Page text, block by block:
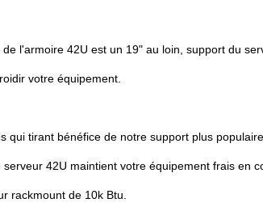
l'armoire 42U est un 19" au loin, support du
votre équipement.
qui tirant bénéfice de notre support plus
serveur 42U maintient votre équipement frais en
rackmount de 10k Btu.